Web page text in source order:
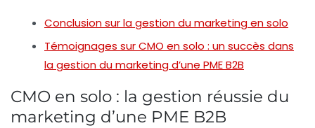
Conclusion sur la gestion du marketing en solo
Témoignages sur CMO en solo : un succès dans
la gestion du marketing d’une PME B2B
CMO en solo : la gestion réussie du
marketing d’une PME B2B